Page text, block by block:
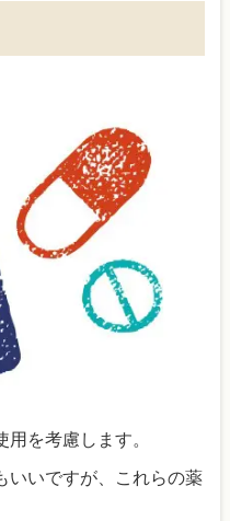
を考慮します。
いいですが、これらの薬